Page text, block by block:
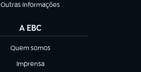
Outras Informações
(abre em nova aba)
A EBC
Quem somos
(abre em nova aba)
Imprensa
(abre em nova aba)